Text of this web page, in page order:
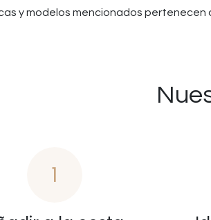
y modelos mencionados
1